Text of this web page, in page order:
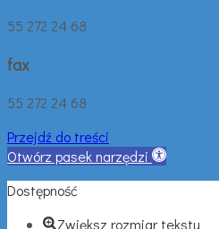
55 272 24 68
fax
55 272 24 68
Przejdź do treści
Otwórz pasek narzędzi
Dostępność
Zwiększ rozmiar tekstu